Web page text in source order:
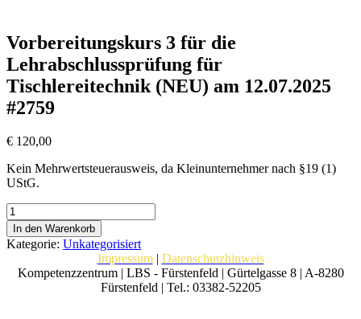
Vorbereitungskurs 3 für die
Lehrabschlussprüfung für
Tischlereitechnik (NEU) am 12.07.2025
#2759
€ 120,00
Kein Mehrwertsteuerausweis, da Kleinunternehmer nach §19 (1)
UStG.
Vorbereitungskurs
3
für
die
Lehrabschlussprüfung
für
In den Warenkorb
Kategorie: Unkategorisiert
Impressum| Datenschutzhinweis
Kompetenzzentrum | LBS - Fürstenfeld | Gürtelgasse 8 | A-8280
Fürstenfeld | Tel.: 03382-52205